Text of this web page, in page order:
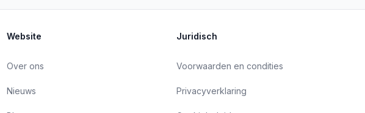
Website
Over ons
Nieuws
Juridisch
Voorwaarden en condities
Privacyverklaring